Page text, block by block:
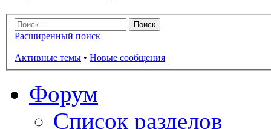
Расширенный поиск
Активные темы • Новые сообщения
Форум
Список разделов